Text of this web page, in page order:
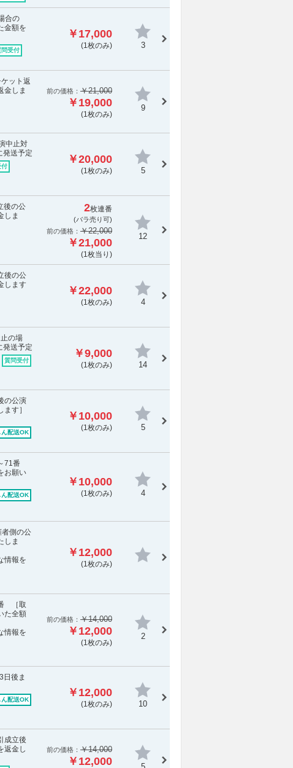
合の
金額を
問受付
￥17,000
(1枚のみ) 3
ット返
金しま
前の価格： ￥21,000
￥19,000
(1枚のみ)
9
中止対
発送予定
付
￥20,000
(1枚のみ) 5
後の公
しま
2枚連番
(バラ売り可)
前の価格： ￥22,000
￥21,000
(1枚当り)
12
後の公
します
￥22,000
(1枚のみ) 4
の場
発送予定
質問受付
￥9,000
(1枚のみ) 14
の公演
す］
ん配送OK
￥10,000
(1枚のみ) 5
71番
お願い
ん配送OK
￥10,000
(1枚のみ) 4
側の公
しま
情報を
￥12,000
(1枚のみ)
［取
た全額
情報を
前の価格： ￥14,000
￥12,000
(1枚のみ)
2
後ま
ん配送OK
￥12,000
(1枚のみ) 10
成立後
返金し
前の価格： ￥14,000
￥12,000